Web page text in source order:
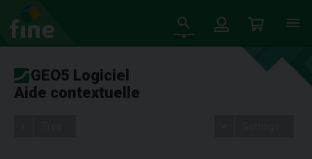
GEO5 Logiciel
Aide contextuelle